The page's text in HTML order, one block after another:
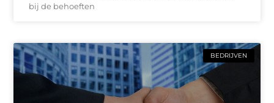
bij de behoeften
BEDRIJVEN